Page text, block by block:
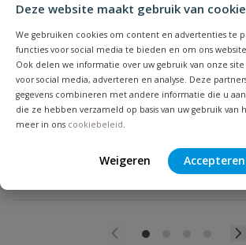
Deze website maakt gebruik van
We gebruiken cookies om content en advertenties te
functies voor social media te bieden en om ons
Ook delen we informatie over uw gebruik van onze
voor social media, adverteren en analyse. Deze
gegevens combineren met andere informatie die u
die ze hebben verzameld op basis van uw gebruik van
meer in ons cookiebeleid
Weigeren Accepteren
Beoordeling versturen
PVC lijm Griffon T-88
Inhoud: 100 t/m 5000 ml | Druk: max. 16
verlijmen van PVC buizen, moffen en
160 mm | Keurmerk: KIWA, KOMO & ACS
Op voorraad